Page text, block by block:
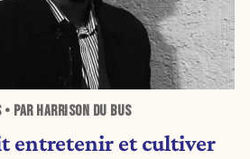
• PAR HARRISON DU BUS
entretenir et cultiver